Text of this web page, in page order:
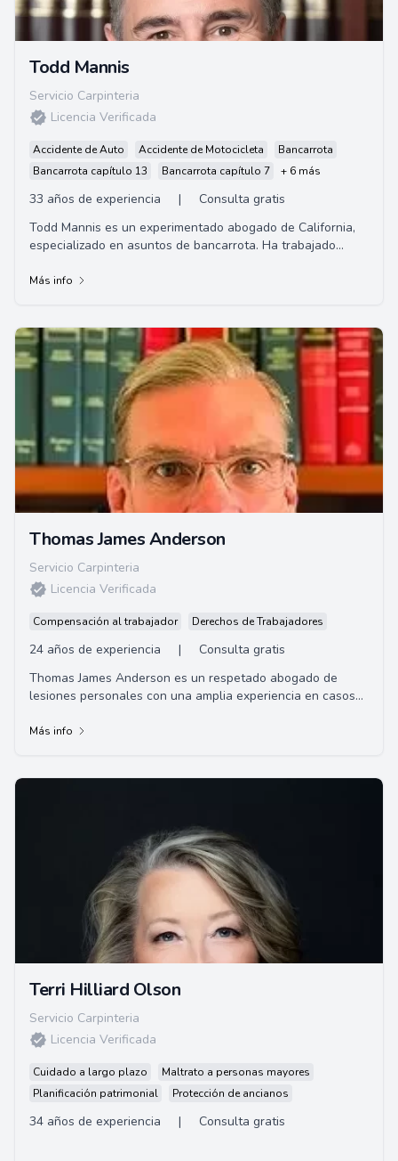
Todd Mannis
Servicio Carpinteria
Licencia Verificada
Accidente de Auto Accidente de Motocicleta
Bancarrota
Bancarrota capítulo 13
Bancarrota capítulo 7 + 6 más
33 años de experiencia |
Consulta gratis
Todd Mannis es un experimentado abogado de California,
especializado en asuntos de bancarrota. Ha trabajado
Más info
Thomas James Anderson
Servicio Carpinteria
Licencia Verificada
Compensación al trabajador Derechos de Trabajadores
24 años de experiencia |
Consulta gratis
Thomas James Anderson es un respetado abogado de
lesiones personales con una amplia experiencia en casos
Más info
Terri Hilliard Olson
Servicio Carpinteria
Licencia Verificada
Cuidado a largo plazo
Maltrato a personas mayores
Planificación patrimonial
Protección de ancianos
34 años de experiencia | Consulta gratis